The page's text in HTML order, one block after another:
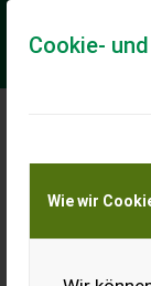
Cookie-
Wie wir
Meine
Transport